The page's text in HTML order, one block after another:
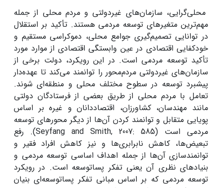
محلی‌گرایی، سازمان‌های غیردولتی و مردم محلی از جمله
مهم‌ترین متغیرهای توسعه مردمی هستند. تأکید بر استقلال
در توانایی تصمیم‌گیری جوامع محلی، دموکراسی مستقیم و
خودکفایی اقتصادی در عین وابستگی اقتصادی از موارد مورد
تأکید توسعه مردمی است. در این رویکرد، دولت برخی از
سازمان‌های غیردولتی مردم‌محور را توانمند می‌کند تا عهده‌دار
پیشبرد توسعه در سطوح مختلف محلی و منطقه‌ای شوند.
تعامل با مردم محلی از طریق بعضی از فرستادگان دولتی
مانند مهندسان، کشاورزان، اقتصاددانان و غیره بر اساس
پویایی متقابل و توانمند کردن آن‌ها از دیگر محورهای توسعه
مردمی است (Seyfang and Smith, 2007: 585). رفع
تبعیض‌ها، کاهش نابرابری‌ها و نیز کاهش افراد فقیر و
توانمندسازی آن‌ها از جمله اهداف اساسی توسعه مردمی و
بنیادهای نظری آن یعنی تفکر پساتوسعه است. در رویکرد
توسعه مردمی که بر اساس مبانی تفکر پساتوسعه‌ای بنیان